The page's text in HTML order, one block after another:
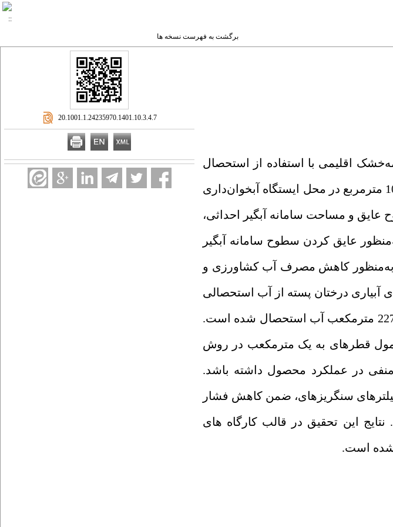
برگشت به فهرست نسخه ها
اقلیمی با استفاده از استحصال
نزولات جوی ارائه‌ شده است. برای این منظور، سامانه آبگیر باران به مساحت 1000 مترمربع در محل ایستگاه آبخوان‌داری
و مساحت سامانه آبگیر احداثی،
شد. سپس به‌منظور عایق کردن سطوح سامانه آبگیر
به‌منظور کاهش مصرف آب کشاورزی و
آبیاری درختان پسته از آب استحصالی
استفاده شد. نتایج نشان داد که از مجموع 267 میلی‌متر بارش در سال 1399 حدود 227 مترمکعب آب استحصال‌ شده است.
در روش
منفی در عملکرد محصول داشته باشد.
سنگریزه­ای، ضمن کاهش فشار
این تحقیق در قالب کارگاه ­های
شده است.
‎ 20.1001.1.24235970.1401.10.3.4.7